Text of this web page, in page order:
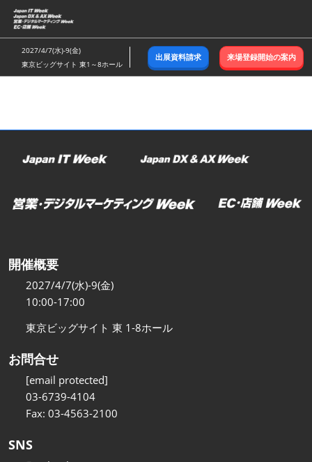
ス
キ
ッ
し
む
2027/4/7(水)-9(金)
東京ビッグサイト 東1～8ホール
出展資料請求 来場登録開始の案内
開催概要
2027/4/7(水)-9(金)
10:00-17:00
東京ビッグサイト 東 1-8ホール
お問合せ
[email protected]
03-6739-4104
Fax: 03-4563-2100
SNS